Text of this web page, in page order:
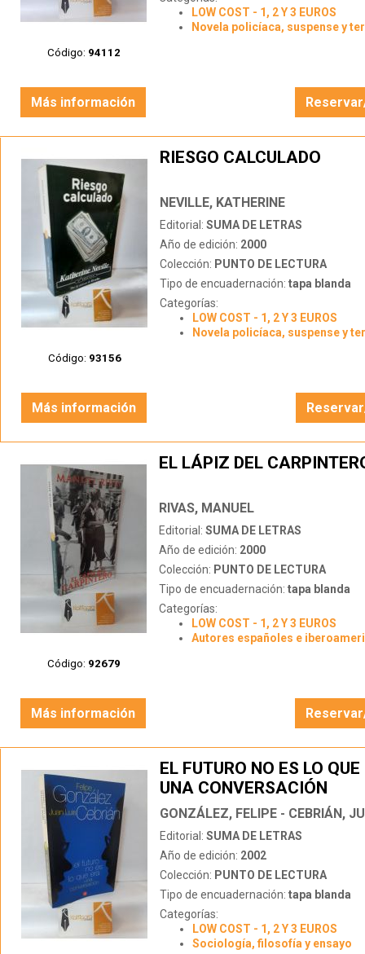
Código: 94112
LOW COST - 1, 2 Y 3 EUROS
Novela policíaca, suspense y
Más información
Código: 93156
RIESGO CALCULADO
NEVILLE, KATHERINE
Editorial: SUMA DE LETRAS
Año de edición: 2000
Colección: PUNTO DE LECTURA
Tipo de encuadernación: tapa blanda
Categorías:
LOW COST - 1, 2 Y 3 EUROS
Novela policíaca, suspense y
Más información
Código: 92679
EL LÁPIZ DEL
RIVAS, MANUEL
Editorial: SUMA DE LETRAS
Año de edición: 2000
Colección: PUNTO DE LECTURA
Tipo de encuadernación: tapa blanda
Categorías:
LOW COST - 1, 2 Y 3 EUROS
Autores españoles e
Más información
EL FUTURO NO ES LO
UNA CONVERSACIÓN
GONZÁLEZ, FELIPE - CEBRIÁN,
Editorial: SUMA DE LETRAS
Año de edición: 2002
Colección: PUNTO DE LECTURA
Tipo de encuadernación: tapa blanda
Categorías:
LOW COST - 1, 2 Y 3 EUROS
Sociología, filosofía y ensayo